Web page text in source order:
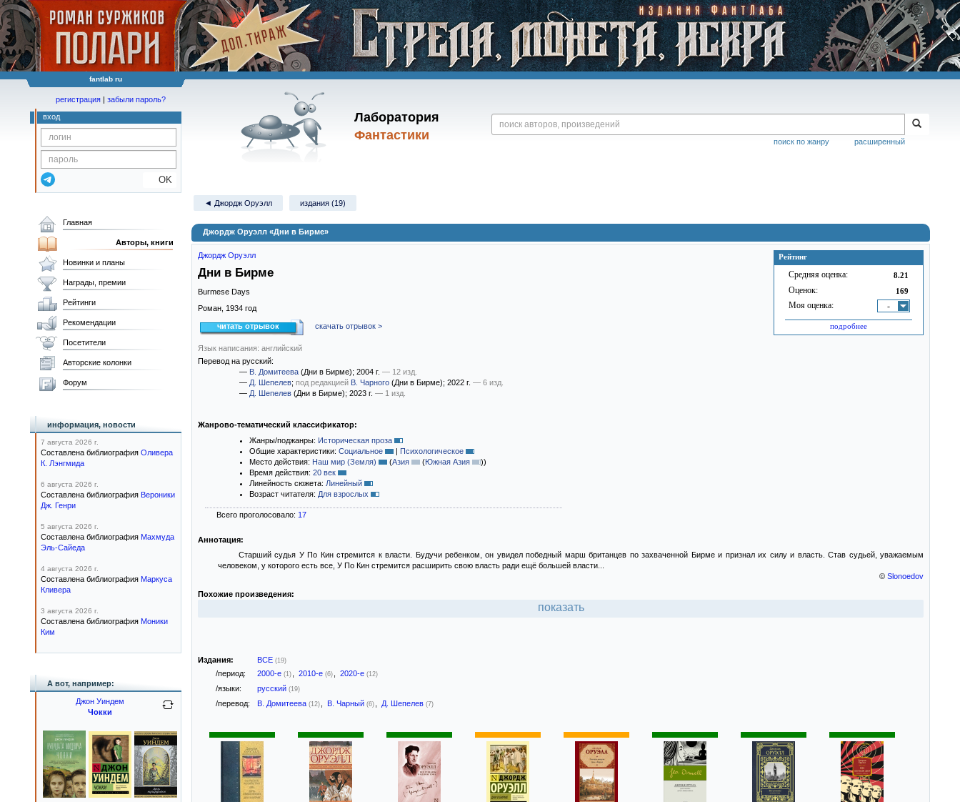
fantlab ru
Лаборатория
Фантастики
расширенный
поиск по жанру
регистрация | забыли пароль?
вход
OK
◄ Джордж Оруэлл издания (19)
Джордж Оруэлл «Дни в Бирме»
Рейтинг
Средняя оценка: 8.21
Оценок: 169
Моя оценка: -
подробнее
Джордж Оруэлл
Дни в Бирме
Burmese Days
Роман, 1934 год
читать отрывок скачать отрывок >
Язык написания: английский
Перевод на русский:
— В. Домитеева (Дни в Бирме); 2004 г. — 12 изд.
— Д. Шепелев; под редакцией В. Чарного (Дни в Бирме); 2022 г. — 6 изд.
— Д. Шепелев (Дни в Бирме); 2023 г. — 1 изд.
Жанрово-тематический классификатор:
Жанры/поджанры: Историческая проза
Общие характеристики: Социальное | Психологическое
Место действия: Наш мир (Земля) (Азия (Южная Азия ))
Время действия: 20 век
Линейность сюжета: Линейный
Возраст читателя: Для взрослых
Всего проголосовало: 17
Аннотация:
Старший судья У По Кин стремится к власти. Будучи ребенком, он увидел победный марш британцев по захваченной Бирме и признал их силу и власть. Став судьей, уважаемым
человеком, у которого есть все, У По Кин стремится расширить свою власть ради ещё большей власти...
© Slonoedov
Похожие произведения:
показать
Издания: ВСЕ (19)
/период: 2000-е (1) 2010-е (6) 2020-е (12)
/языки: русский (19)
/перевод: В. Домитеева (12) В. Чарный (6) Д. Шепелев (7)
Главная
Авторы, книги
Новинки и планы
Награды, премии
Рейтинги
Рекомендации
Посетители
Авторские колонки
Форум
информация, новости
7 августа 2026 г.
Составлена библиография Оливера
К. Лэнгмида
6 августа 2026 г.
Составлена библиография Вероники
Дж. Генри
5 августа 2026 г.
Составлена библиография Махмуда
Эль-Сайеда
4 августа 2026 г.
Составлена библиография Маркуса
Кливера
3 августа 2026 г.
Составлена библиография Моники
Ким
А вот, например:
Джон Уиндем
Чокки